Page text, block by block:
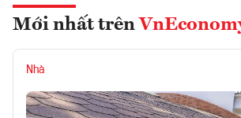
Mới nhất trên
Nhà